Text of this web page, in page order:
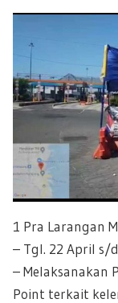
1 Pra Larangan
– Tgl. 22 April s/
– Melaksanakan
Point terkait